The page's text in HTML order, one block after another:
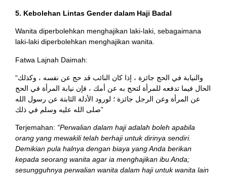
5. Kebolehan Lintas Gender dalam Haji Badal
Wanita diperbolehkan menghajikan laki-laki, sebagaimana
laki-laki diperbolehkan menghajikan wanita.
Fatwa Lajnah Daimah:
“والنيابة في الحج جائزة ، إذا كان النائب قد حج عن نفسه ، وكذلك
الحال فيما تدفعه للمرأة لتحج به عن أمك ، فإن نيابة المرأة في الحج
عن المرأة وعن الرجل جائزة ؛ لورود الأدلة الثابتة عن رسول الله
صلى الله عليه وسلم في ذلك”
Terjemahan: “Perwalian dalam haji adalah boleh apabila
orang yang mewakili telah berhaji untuk dirinya sendiri.
Demikian pula halnya dengan biaya yang Anda berikan
kepada seorang wanita agar ia menghajikan ibu Anda;
sesungguhnya perwalian wanita dalam haji untuk wanita lain